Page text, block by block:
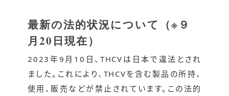
最新の法的状況について（※９
月20日現在）
2023年9月10日、THCVは日本で違法とされ
ました。これにより、THCVを含む製品の所持、
使用、販売などが禁止されています。この法的